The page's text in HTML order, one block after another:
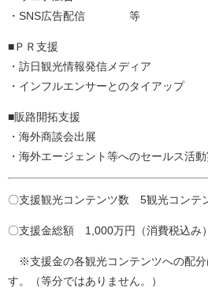
・SNS広告配信 等
■ＰＲ支援
・訪日観光情報発信メディア
・インフルエンサーとのタイアッ
■販路開拓支援
・海外商談会出展
・海外エージェント等へのセール
〇支援観光コンテンツ数 5観光コンテ
〇支援金総額 1,000万円（消費税込み
※支援金の各観光コンテンツへの配分
す。（等分ではありません。）